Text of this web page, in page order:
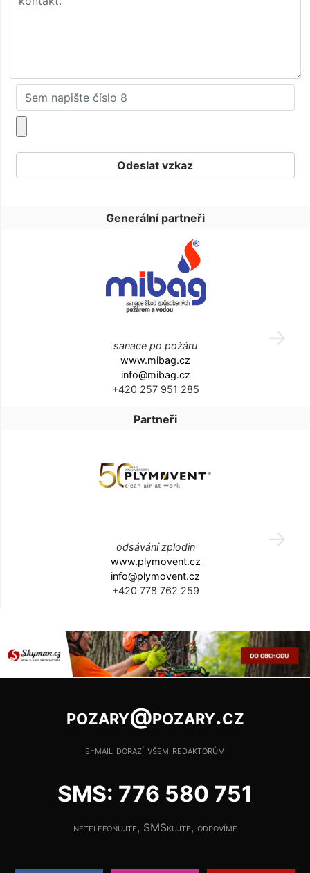
Generální partneři
sanace po požáru
www.mibag.cz
info@mibag.cz
+420 257 951 285
Partneři
odsávání zplodin
www.plymovent.cz
info@plymovent.cz
+420 778 762 259
pozary@pozary.cz
e-mail dorazí všem redaktorům
SMS: 776 580 751
netelefonujte, SMSkujte, odpovíme